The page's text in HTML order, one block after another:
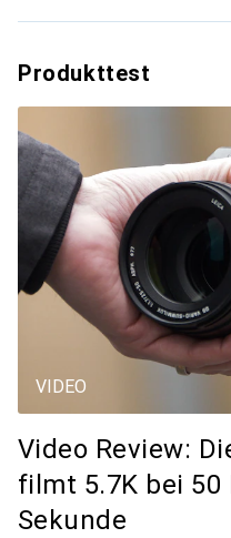
Produkttest
VIDEO
Video Review:
filmt 5.7K bei 50
Sekunde